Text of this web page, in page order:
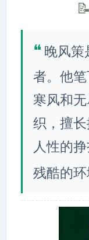
❝ 晚风策
者。他
寒风和
织，擅
人性的
残酷的环